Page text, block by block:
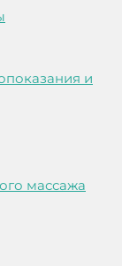
и
массажа